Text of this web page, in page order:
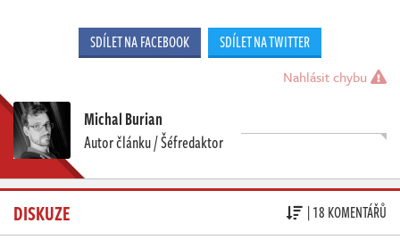
SDÍLET NA FACEBOOK SDÍLET NA TWITTER
Nahlásit chybu
Michal Burian
Autor článku / Šéfredaktor
DISKUZE | 18 KOMENTÁŘŮ